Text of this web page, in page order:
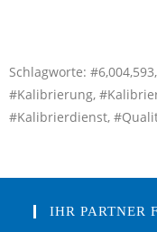
Schlagworte:
#Kalibrierung,
#Kalibrierdienst,
IHR PARTNER